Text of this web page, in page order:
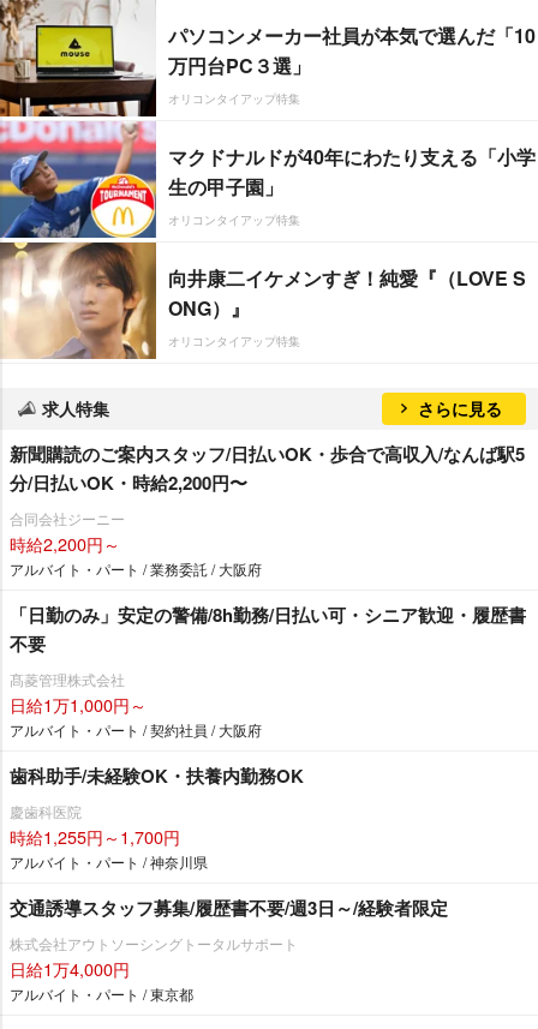
パソコンメーカー社員が本気で選んだ「10
万円台PC３選」
オリコンタイアップ特集
マクドナルドが40年にわたり支える「小学
生の甲子園」
オリコンタイアップ特集
向井康二イケメンすぎ！純愛『（LOVE S
ONG）』
オリコンタイアップ特集
求人特集 さらに見る
新聞購読のご案内スタッフ/日払いOK・歩合で高収入/なんば駅5
分/日払いOK・時給2,200円〜
合同会社ジーニー
時給2,200円～
アルバイト・パート / 業務委託 / 大阪府
「日勤のみ」安定の警備/8h勤務/日払い可・シニア歓迎・履歴書
不要
髙菱管理株式会社
日給1万1,000円～
アルバイト・パート / 契約社員 / 大阪府
歯科助手/未経験OK・扶養内勤務OK
慶歯科医院
時給1,255円～1,700円
アルバイト・パート / 神奈川県
交通誘導スタッフ募集/履歴書不要/週3日～/経験者限定
株式会社アウトソーシングトータルサポート
日給1万4,000円
アルバイト・パート / 東京都